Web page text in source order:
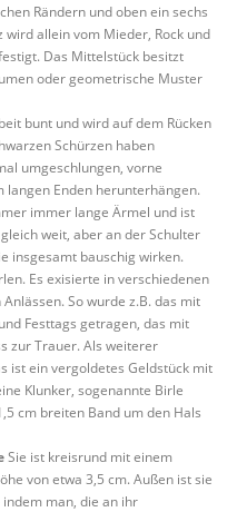
Rändern und oben ein sechs
allein vom Mieder, Rock und
Das Mittelstück besitzt
oder geometrische Muster
bunt und wird auf dem Rücken
Schürzen haben
umgeschlungen, vorne
langen Enden herunterhängen.
immer lange Ärmel und ist
weit, aber an der Schulter
insgesamt bauschig wirken.
Es exisierte in verschiedenen
So wurde z.B. das mit
Festtags getragen, das mit
zur Trauer. Als weiterer
ist ein vergoldetes Geldstück mit
Klunker, sogenannte Birle
cm breiten Band um den Hals
Sie ist kreisrund mit einem
von etwa 3,5 cm. Außen ist sie
man, die an ihr